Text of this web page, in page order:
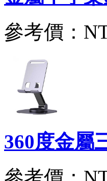
中金鏟(金鏟子)
參考價：NT: 85元
參考價：NT: 120元
參考價：
360度金屬